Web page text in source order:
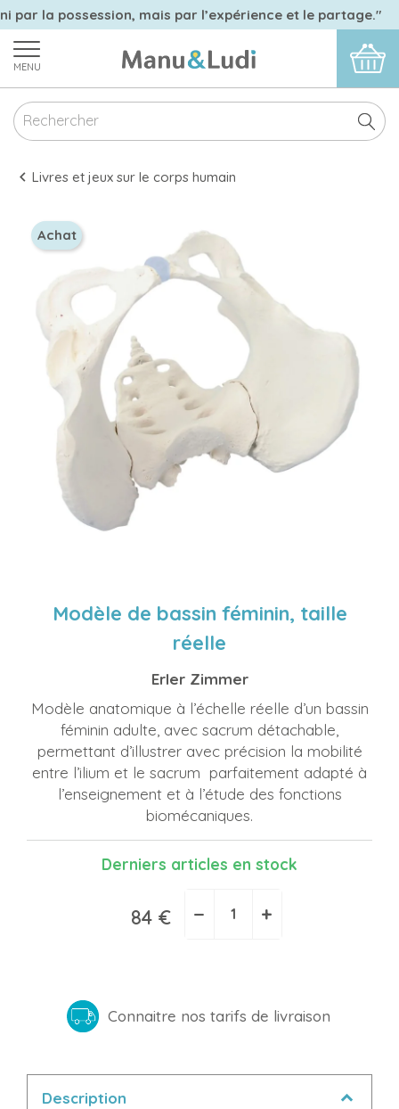
par la possession, mais par l’expérience et le partage."
MENU
Livres et jeux sur le corps humain
Achat
Modèle de bassin féminin, taille
réelle
Erler Zimmer
Modèle anatomique à l’échelle réelle d’un bassin
féminin adulte, avec sacrum détachable,
permettant d’illustrer avec précision la mobilité
entre l’ilium et le sacrum parfaitement adapté à
l’enseignement et à l’étude des fonctions
biomécaniques.
Derniers articles en stock
84 € − +
Connaitre nos tarifs de livraison
Description